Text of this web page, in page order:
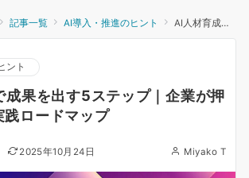
記事一覧 AI導入・推進のヒント AI人材育成で成果を出す5ステップ｜企業が押さえるべき実践ロードマップ
ント
成果を出す5ステップ｜企業が押
践ロードマップ
2025年10月24日 Miyako T